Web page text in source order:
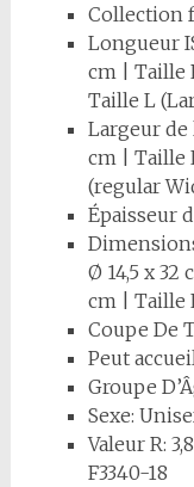
Collection
Longueur
cm | Taille
Taille L
Largeur de
cm | Taille
(regular
Épaisseur
Ø 14,5 x 32
cm | Taille
Coupe De
Peut
Groupe
Sexe:
Valeur R:
F3340-18